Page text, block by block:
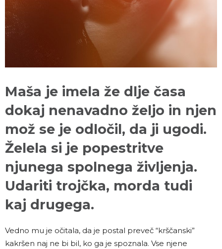
Maša je imela že dlje časa
dokaj nenavadno željo in njen
mož se je odločil, da ji ugodi.
Želela si je popestritve
njunega spolnega življenja.
Udariti trojčka, morda tudi
kaj drugega.
Vedno mu je očitala, da je postal preveč “krščanski”
kakršen naj ne bi bil, ko ga je spoznala. Vse njene